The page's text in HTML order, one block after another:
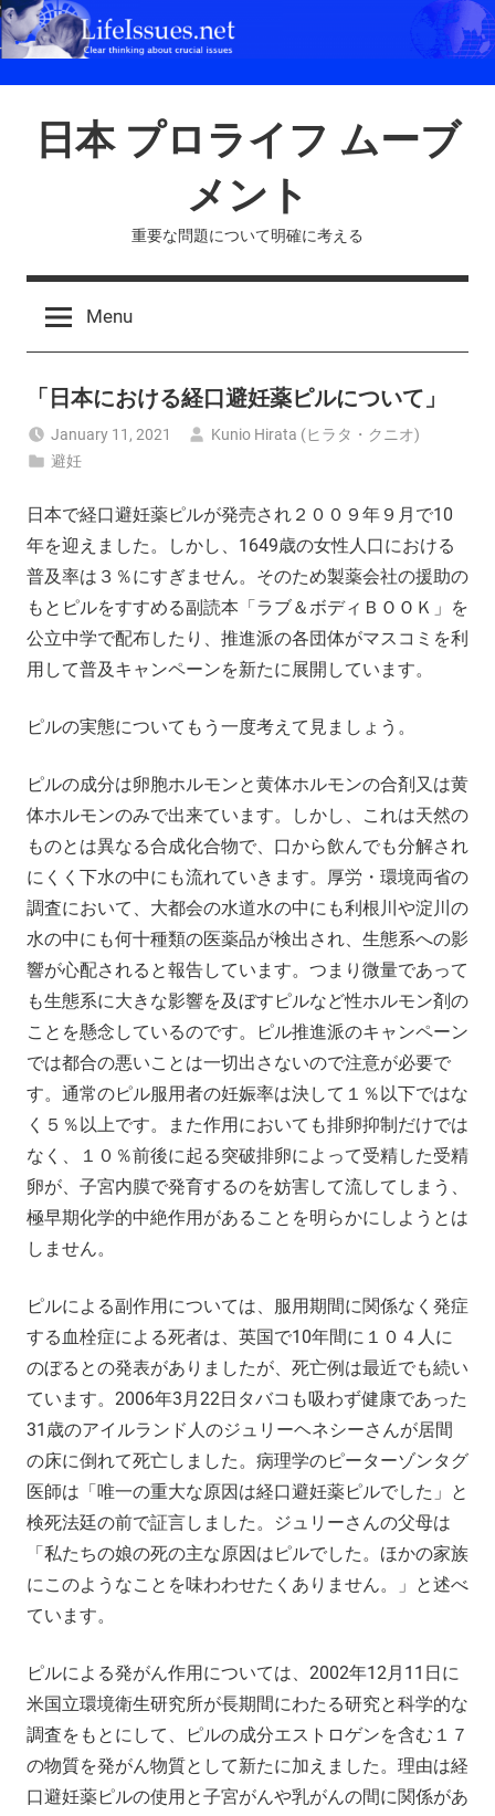
Skip
to
日本 プロライフ ムーブ
メント
重要な問題について明確に考える
Menu
「日本における経口避妊薬ピルについて」
January 11, 2021
Kunio Hirata (ヒラタ・クニオ)
避妊
日本で経口避妊薬ピルが発売され２００９年９月で10
年を迎えました。しかし、1649歳の女性人口における
普及率は３％にすぎません。そのため製薬会社の援助の
もとピルをすすめる副読本「ラブ＆ボディＢＯＯＫ」を
公立中学で配布したり、推進派の各団体がマスコミを利
用して普及キャンペーンを新たに展開しています。
ピルの実態についてもう一度考えて見ましょう。
ピルの成分は卵胞ホルモンと黄体ホルモンの合剤又は黄
体ホルモンのみで出来ています。しかし、これは天然の
ものとは異なる合成化合物で、口から飲んでも分解され
にくく下水の中にも流れていきます。厚労・環境両省の
調査において、大都会の水道水の中にも利根川や淀川の
水の中にも何十種類の医薬品が検出され、生態系への影
響が心配されると報告しています。つまり微量であって
も生態系に大きな影響を及ぼすピルなど性ホルモン剤の
ことを懸念しているのです。ピル推進派のキャンペーン
では都合の悪いことは一切出さないので注意が必要で
す。通常のピル服用者の妊娠率は決して１％以下ではな
く５％以上です。また作用においても排卵抑制だけでは
なく、１０％前後に起る突破排卵によって受精した受精
卵が、子宮内膜で発育するのを妨害して流してしまう、
極早期化学的中絶作用があることを明らかにしようとは
しません。
ピルによる副作用については、服用期間に関係なく発症
する血栓症による死者は、英国で10年間に１０４人に
のぼるとの発表がありましたが、死亡例は最近でも続い
ています。2006年3月22日タバコも吸わず健康であった
31歳のアイルランド人のジュリーヘネシーさんが居間
の床に倒れて死亡しました。病理学のピーターゾンタグ
医師は「唯一の重大な原因は経口避妊薬ピルでした」と
検死法廷の前で証言しました。ジュリーさんの父母は
「私たちの娘の死の主な原因はピルでした。ほかの家族
にこのようなことを味わわせたくありません。」と述べ
ています。
ピルによる発がん作用については、2002年12月11日に
米国立環境衛生研究所が長期間にわたる研究と科学的な
調査をもとにして、ピルの成分エストロゲンを含む１７
の物質を発がん物質として新たに加えました。理由は経
口避妊薬ピルの使用と子宮がんや乳がんの間に関係があ